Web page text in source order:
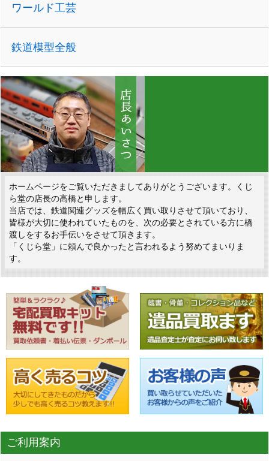
ワールド工芸
鉄道模型全般
ホームページをご覧いただきましてありがとうございます。くじ
ら堂の店長の高橋と申します。
当店では、鉄道関連グッズを幅広く買い取りさせて頂いており、
皆様が大切に使われていたものを、次の必要とされている方に橋
渡しをするお手伝いをさせて頂きます。
「くじら堂」に頼んで良かったと言われるよう努めてまいりま
す。
ご利用案内